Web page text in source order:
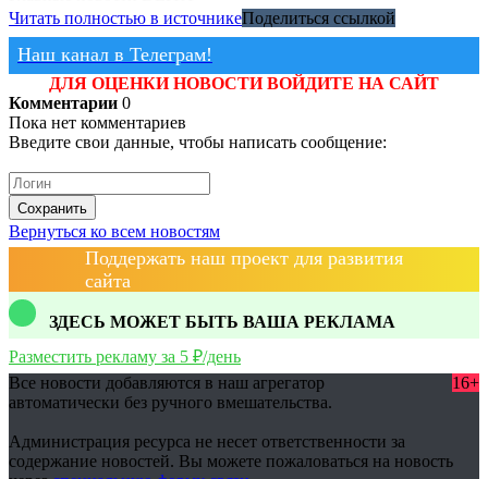
Читать полностью в источникеПоделиться ссылкой
Наш канал в Телеграм!
ДЛЯ ОЦЕНКИ НОВОСТИ ВОЙДИТЕ НА САЙТ
Комментарии 0
Пока нет комментариев
Введите свои данные, чтобы написать сообщение:
Сохранить
Вернуться ко всем новостям
Поддержать наш проект для развития
сайта
ЗДЕСЬ МОЖЕТ БЫТЬ ВАША РЕКЛАМА
Разместить рекламу за 5 ₽/день
Все новости добавляются в наш агрегатор
автоматически без ручного вмешательства.
16+
Администрация ресурса не несет ответственности за
содержание новостей. Вы можете пожаловаться на новость